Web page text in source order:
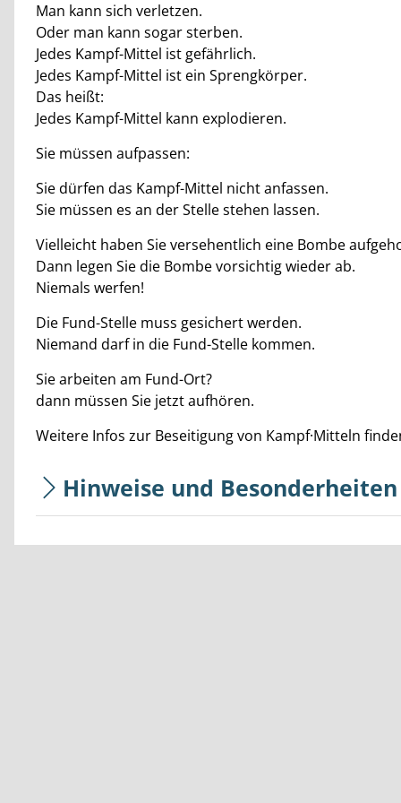
Man kann sich verletzen.
Oder man kann sogar sterben.
Jedes Kampf-Mittel ist gefährlich.
Jedes Kampf-Mittel ist ein Sprengkörper.
Das heißt:
Jedes Kampf-Mittel kann explodieren.
Sie müssen aufpassen:
Sie dürfen das Kampf-Mittel nicht anfassen.
Sie müssen es an der Stelle stehen lassen.
Vielleicht haben Sie versehentlich eine Bombe
Dann legen Sie die Bombe vorsichtig wieder ab.
Niemals werfen!
Die Fund-Stelle muss gesichert werden.
Niemand darf in die Fund-Stelle kommen.
Sie arbeiten am Fund-Ort?
dann müssen Sie jetzt aufhören.
Weitere Infos zur Beseitigung von Kampf·Mitteln
Hinweise und Besonderheiten